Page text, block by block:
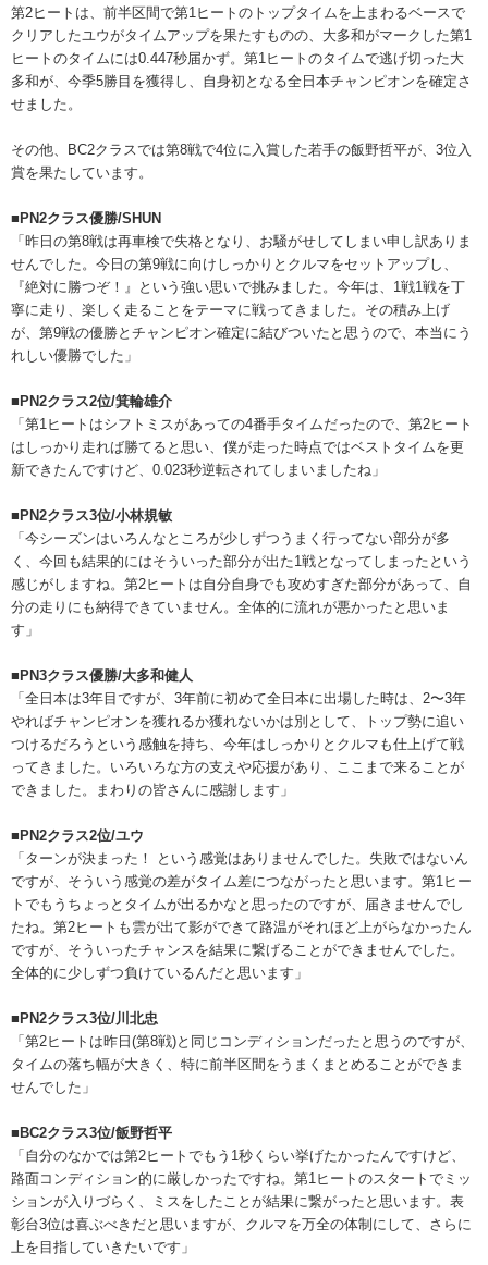
第2ヒートは、前半区間で第1ヒートのトップタイムを上まわるベースで
クリアしたユウがタイムアップを果たすものの、大多和がマークした第1
ヒートのタイムには0.447秒届かず。第1ヒートのタイムで逃げ切った大
多和が、今季5勝目を獲得し、自身初となる全日本チャンピオンを確定さ
せました。
その他、BC2クラスでは第8戦で4位に入賞した若手の飯野哲平が、3位入
賞を果たしています。
■PN2クラス優勝/SHUN
「昨日の第8戦は再車検で失格となり、お騒がせしてしまい申し訳ありま
せんでした。今日の第9戦に向けしっかりとクルマをセットアップし、
『絶対に勝つぞ！』という強い思いで挑みました。今年は、1戦1戦を丁
寧に走り、楽しく走ることをテーマに戦ってきました。その積み上げ
が、第9戦の優勝とチャンピオン確定に結びついたと思うので、本当にう
れしい優勝でした」
■PN2クラス2位/箕輪雄介
「第1ヒートはシフトミスがあっての4番手タイムだったので、第2ヒート
はしっかり走れば勝てると思い、僕が走った時点ではベストタイムを更
新できたんですけど、0.023秒逆転されてしまいましたね」
■PN2クラス3位/小林規敏
「今シーズンはいろんなところが少しずつうまく行ってない部分が多
く、今回も結果的にはそういった部分が出た1戦となってしまったという
感じがしますね。第2ヒートは自分自身でも攻めすぎた部分があって、自
分の走りにも納得できていません。全体的に流れが悪かったと思いま
す」
■PN3クラス優勝/大多和健人
「全日本は3年目ですが、3年前に初めて全日本に出場した時は、2〜3年
やればチャンピオンを獲れるか獲れないかは別として、トップ勢に追い
つけるだろうという感触を持ち、今年はしっかりとクルマも仕上げて戦
ってきました。いろいろな方の支えや応援があり、ここまで来ることが
できました。まわりの皆さんに感謝します」
■PN2クラス2位/ユウ
「ターンが決まった！ という感覚はありませんでした。失敗ではないん
ですが、そういう感覚の差がタイム差につながったと思います。第1ヒー
トでもうちょっとタイムが出るかなと思ったのですが、届きませんでし
たね。第2ヒートも雲が出て影ができて路温がそれほど上がらなかったん
ですが、そういったチャンスを結果に繋げることができませんでした。
全体的に少しずつ負けているんだと思います」
■PN2クラス3位/川北忠
「第2ヒートは昨日(第8戦)と同じコンディションだったと思うのですが、
タイムの落ち幅が大きく、特に前半区間をうまくまとめることができま
せんでした」
■BC2クラス3位/飯野哲平
「自分のなかでは第2ヒートでもう1秒くらい挙げたかったんですけど、
路面コンディション的に厳しかったですね。第1ヒートのスタートでミッ
ションが入りづらく、ミスをしたことが結果に繋がったと思います。表
彰台3位は喜ぶべきだと思いますが、クルマを万全の体制にして、さらに
上を目指していきたいです」